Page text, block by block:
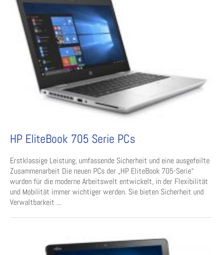
HP EliteBook 705 Serie PCs
Erstklassige Leistung, umfassende Sicherheit und eine ausgefeilte
Zusammenarbeit Die neuen PCs der „HP EliteBook 705-Serie“
wurden für die moderne Arbeitswelt entwickelt, in der Flexibilität
und Mobilität immer wichtiger werden. Sie bieten Sicherheit und
Verwaltbarkeit ...